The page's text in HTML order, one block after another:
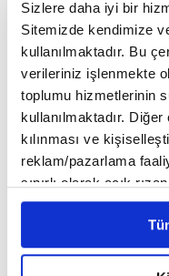
Sizlere daha iyi bir
Sitemizde kendimize
kullanılmaktadır. Bu
verileriniz işlenmekte
toplumu hizmetlerinin
kullanılmaktadır.
kılınması ve
reklam/pazarlama
sınırlı olarak açık
Çerezlere ilişkin
belirleyebilirsiniz.
Ayarlar butonuna
Metnimizi ziyaret
3,1 trilyon dolarlık
bütçe açığını
Avantajlar
Emeklilere